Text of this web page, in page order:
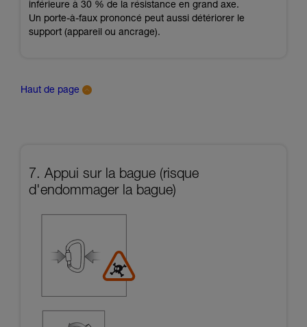
inférieure à 30 % de la résistance en grand axe.
Un porte-à-faux prononcé peut aussi détériorer le
support (appareil ou ancrage).
Haut de page
7. Appui sur la bague (risque
d'endommager la bague)